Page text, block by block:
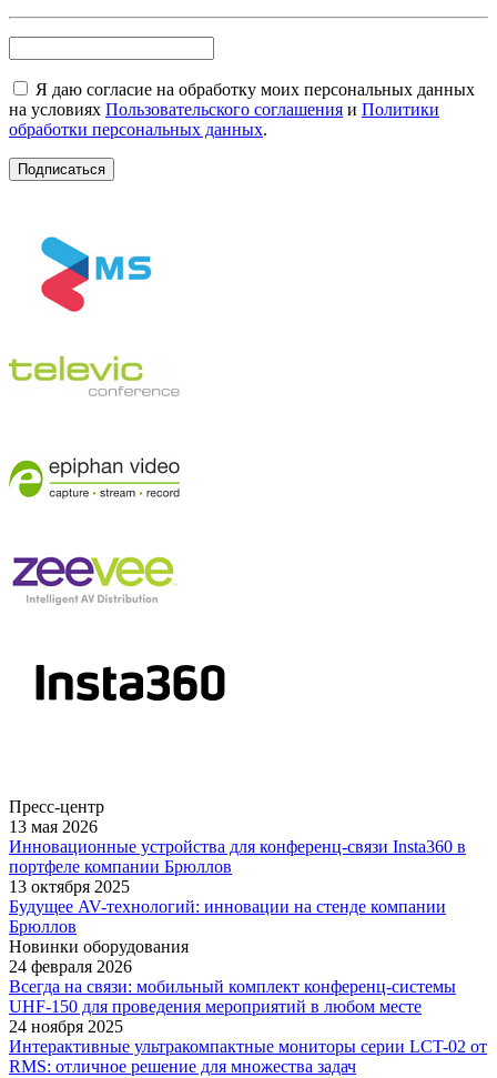
Я даю согласие на обработку моих персональных данных
на условиях Пользовательского соглашения и Политики
обработки персональных данных.
Пресс-центр
13 мая 2026
Инновационные устройства для конференц-связи Insta360 в
портфеле компании Брюллов
13 октября 2025
Будущее AV-технологий: инновации на стенде компании
Брюллов
Новинки оборудования
24 февраля 2026
Всегда на связи: мобильный комплект конференц-системы
UHF-150 для проведения мероприятий в любом месте
24 ноября 2025
Интерактивные ультракомпактные мониторы серии LCT-02 от
RMS: отличное решение для множества задач